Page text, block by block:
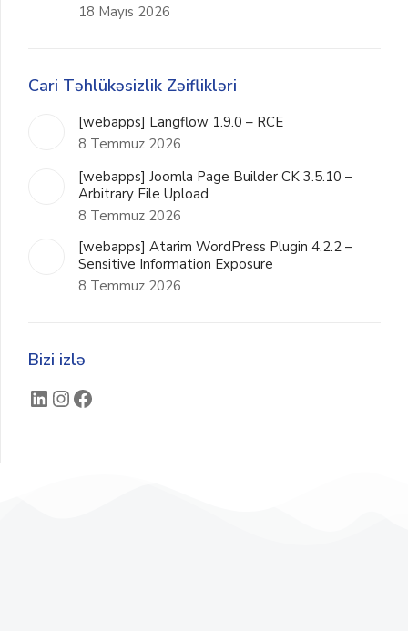
18 Mayıs 2026
Cari Təhlükəsizlik Zəiflikləri
[webapps] Langflow 1.9.0 – RCE
8 Temmuz 2026
[webapps] Joomla Page Builder CK 3.5.10 –
Arbitrary File Upload
8 Temmuz 2026
[webapps] Atarim WordPress Plugin 4.2.2 –
Sensitive Information Exposure
8 Temmuz 2026
Bizi izlə